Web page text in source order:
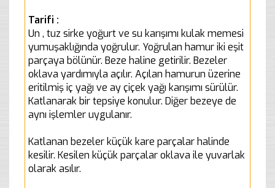
Tarifi :
Un , tuz sirke yoğurt ve su karışımı kulak memesi
yumuşaklığında yoğrulur. Yoğrulan hamur iki eşit
parçaya bölünür. Beze haline getirilir. Bezeler
oklava yardımıyla açılır. Açılan hamurun üzerine
eritilmiş iç yağı ve ay çiçek yağı karışımı sürülür.
Katlanarak bir tepsiye konulur. Diğer bezeye de
aynı işlemler uygulanır.
Katlanan bezeler küçük kare parçalar halinde
kesilir. Kesilen küçük parçalar oklava ile yuvarlak
olarak asılır.